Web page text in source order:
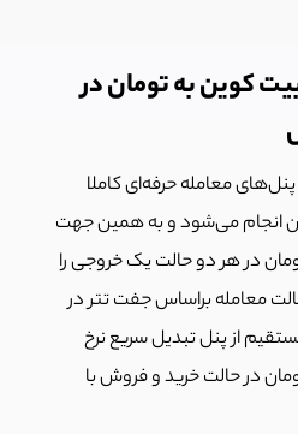
کوین به تومان در
معامله حرفه‌ای کاملا
انجام می‌شود و به همین جهت
در هر دو حالت یک خروجی را
حالت معامله براساس جفت تتر در
از پنل تبدیل سریع نرخ
در حالت خرید و فروش با